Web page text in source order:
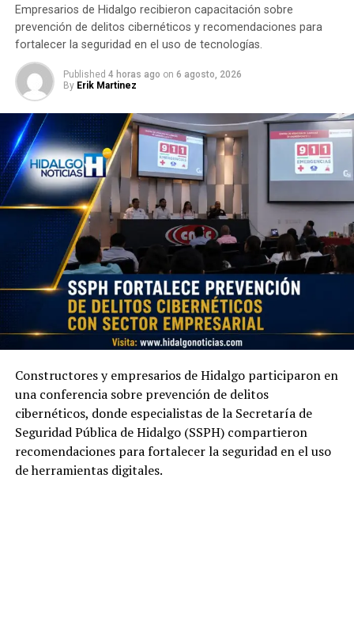
Empresarios de Hidalgo recibieron capacitación sobre
prevención de delitos cibernéticos y recomendaciones para
fortalecer la seguridad en el uso de tecnologías.
Published 4 horas ago on 6 agosto, 2026
By Erik Martinez
Constructores y empresarios de Hidalgo participaron en
una conferencia sobre prevención de delitos
cibernéticos, donde especialistas de la Secretaría de
Seguridad Pública de Hidalgo (SSPH) compartieron
recomendaciones para fortalecer la seguridad en el uso
de herramientas digitales.